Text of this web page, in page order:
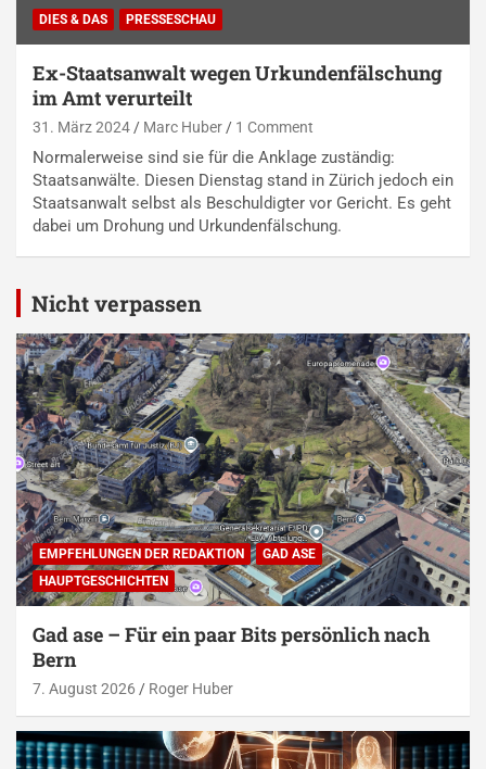
DIES & DAS PRESSESCHAU
Ex-Staatsanwalt wegen Urkundenfälschung
im Amt verurteilt
31. März 2024 Marc Huber 1 Comment
Normalerweise sind sie für die Anklage zuständig:
Staatsanwälte. Diesen Dienstag stand in Zürich jedoch ein
Staatsanwalt selbst als Beschuldigter vor Gericht. Es geht
dabei um Drohung und Urkundenfälschung.
Nicht verpassen
EMPFEHLUNGEN DER REDAKTION
GAD ASE
HAUPTGESCHICHTEN
Gad ase – Für ein paar Bits persönlich nach
Bern
7. August 2026 Roger Huber